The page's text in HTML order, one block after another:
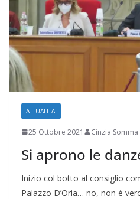
ATTUALITA'
25 Ottobre 2021 Cinzia Somma
Si aprono le
Inizio col botto al consiglio
Palazzo D’Oria… no, non è